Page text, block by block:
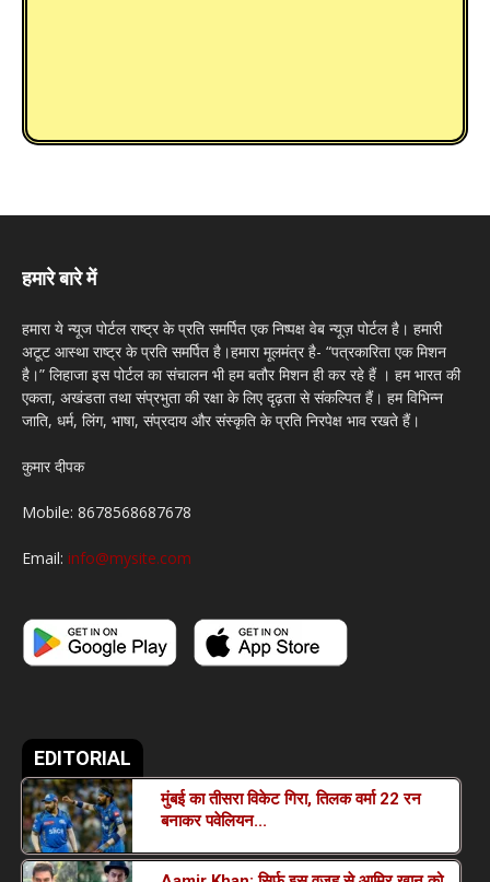
हमारे बारे में
हमारा ये न्यूज पोर्टल राष्ट्र के प्रति समर्पित एक निष्पक्ष वेब न्यूज़ पोर्टल है। हमारी
अटूट आस्था राष्ट्र के प्रति समर्पित है।हमारा मूलमंत्र है- “पत्रकारिता एक मिशन
है।” लिहाजा इस पोर्टल का संचालन भी हम बतौर मिशन ही कर रहे हैं । हम भारत की
एकता, अखंडता तथा संप्रभुता की रक्षा के लिए दृढ़ता से संकल्पित हैं। हम विभिन्न
जाति, धर्म, लिंग, भाषा, संप्रदाय और संस्कृति के प्रति निरपेक्ष भाव रखते हैं।
कुमार दीपक
Mobile: 8678568687678
Email: info@mysite.com
EDITORIAL
मुंबई का तीसरा विकेट गिरा, तिलक वर्मा 22 रन
बनाकर पवेलियन...